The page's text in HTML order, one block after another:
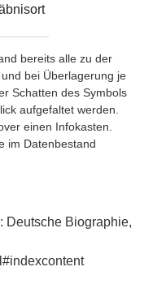
bereits alle zu der
bei Überlagerung je
Schatten des Symbols
aufgefaltet werden.
einen Infokasten.
im Datenbestand
Deutsche Biographie,